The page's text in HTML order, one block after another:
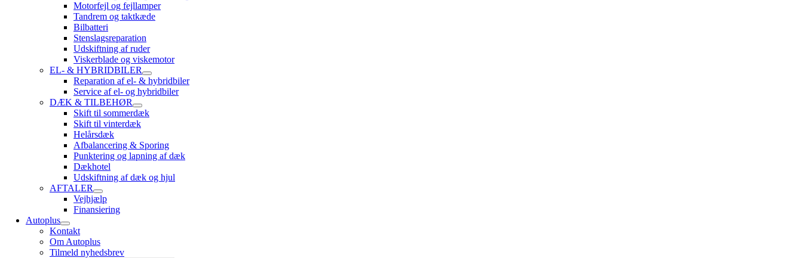
Motorfejl og fejllamper
Tandrem og taktkæde
Bilbatteri
Stenslagsreparation
Udskiftning af ruder
Viskerblade og viskemotor
EL- & HYBRIDBILER
Reparation af el- & hybridbiler
Service af el- og hybridbiler
DÆK & TILBEHØR
Skift til sommerdæk
Skift til vinterdæk
Helårsdæk
Afbalancering & Sporing
Punktering og lapning af dæk
Dækhotel
Udskiftning af dæk og hjul
AFTALER
Vejhjælp
Finansiering
Autoplus
Kontakt
Om Autoplus
Tilmeld nyhedsbrev